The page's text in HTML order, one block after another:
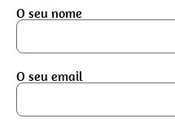
O seu nome
O seu email